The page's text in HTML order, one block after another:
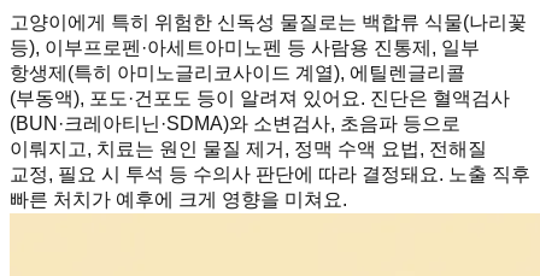
고양이에게 특히 위험한 신독성 물질로는 백합류 식물(나리꽃
등), 이부프로펜·아세트아미노펜 등 사람용 진통제, 일부
항생제(특히 아미노글리코사이드 계열), 에틸렌글리콜
(부동액), 포도·건포도 등이 알려져 있어요. 진단은 혈액검사
(BUN·크레아티닌·SDMA)와 소변검사, 초음파 등으로
이뤄지고, 치료는 원인 물질 제거, 정맥 수액 요법, 전해질
교정, 필요 시 투석 등 수의사 판단에 따라 결정돼요. 노출 직후
빠른 처치가 예후에 크게 영향을 미쳐요.